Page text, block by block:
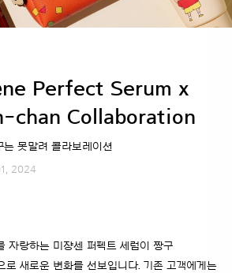
Perfect Serum x
chan Collaboration
는 못말려 콜라보레이션
2024
자랑하는 미쟝센 퍼펙트 세럼이 짱구
로 새로운 변화를 선보입니다. 기존 고객에게는